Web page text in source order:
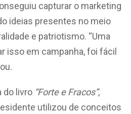
capturar o marketing
ideias presentes no meio
e patriotismo. “Uma
isso em campanha, foi fácil
do livro “Forte e Fracos”,
utilizou de conceitos